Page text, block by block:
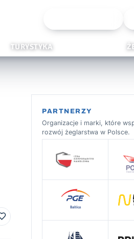
TURYSTYKA
Do ulubionych
PARTNERZY
Organizacje i marki, które
rozwój żeglarstwa w Polsce.